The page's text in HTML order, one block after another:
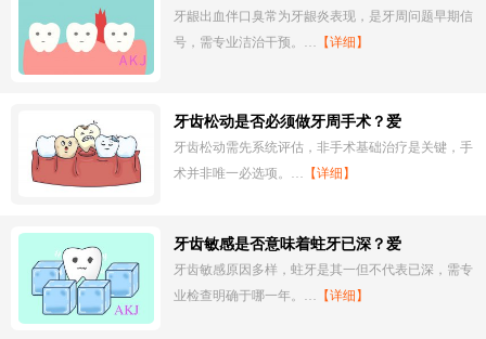
牙龈出血伴口臭常为牙龈炎表现，是牙周问题早期信
号，需专业洁治干预。… 【详细】
牙齿松动是否必须做牙周手术？爱
牙齿松动需先系统评估，非手术基础治疗是关键，手
术并非唯一必选项。… 【详细】
牙齿敏感是否意味着蛀牙已深？爱
牙齿敏感原因多样，蛀牙是其一但不代表已深，需专
业检查明确于哪一年。… 【详细】